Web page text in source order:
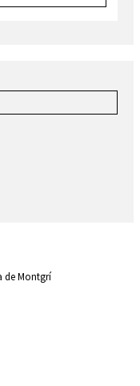
de Montgrí